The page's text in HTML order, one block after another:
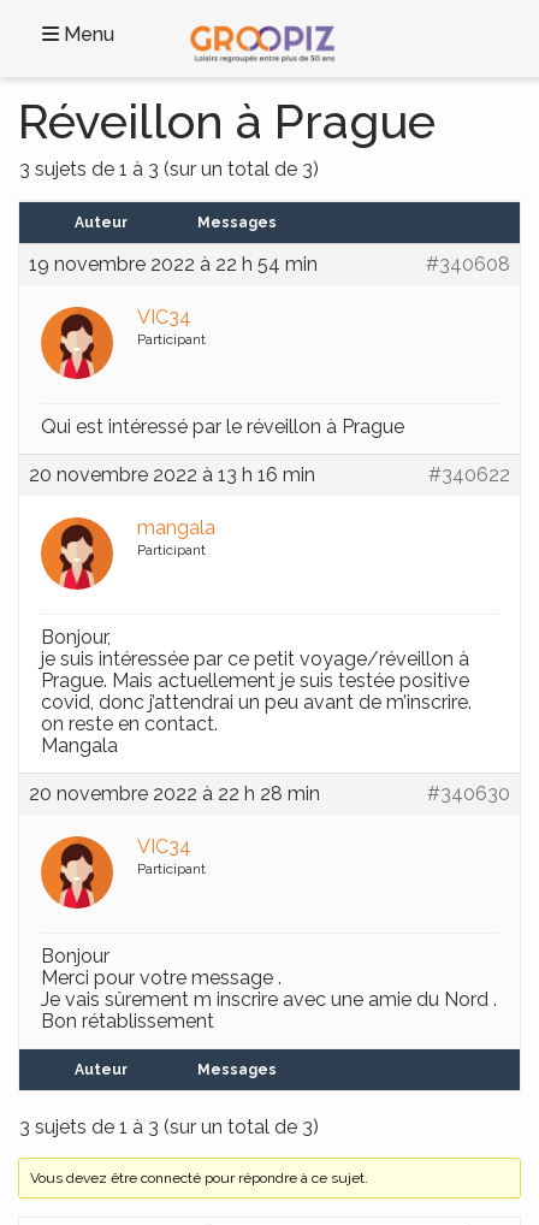
Menu
Réveillon à Prague
3 sujets de 1 à 3 (sur un total de 3)
Auteur Messages
19 novembre 2022 à 22 h 54 min #340608
VIC34
Participant
Qui est intéressé par le réveillon à Prague
20 novembre 2022 à 13 h 16 min #340622
mangala
Participant
Bonjour,
je suis intéressée par ce petit voyage/réveillon à
Prague. Mais actuellement je suis testée positive
covid, donc j’attendrai un peu avant de m’inscrire.
on reste en contact.
Mangala
20 novembre 2022 à 22 h 28 min #340630
VIC34
Participant
Bonjour
Merci pour votre message .
Je vais sûrement m inscrire avec une amie du Nord .
Bon rétablissement
Auteur Messages
3 sujets de 1 à 3 (sur un total de 3)
Vous devez être connecté pour répondre à ce sujet.